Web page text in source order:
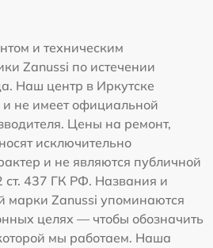
и техническим
Zanussi по истечении
Наш центр в Иркутске
и не имеет официальной
Цены на ремонт,
исключительно
и не являются публичной
ст. 437 ГК РФ. Названия и
марки Zanussi упоминаются
целях — чтобы обозначить
мы работаем. Наша